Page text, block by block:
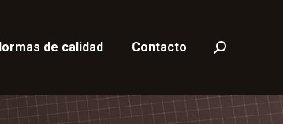
de calidad Contacto Buscar: